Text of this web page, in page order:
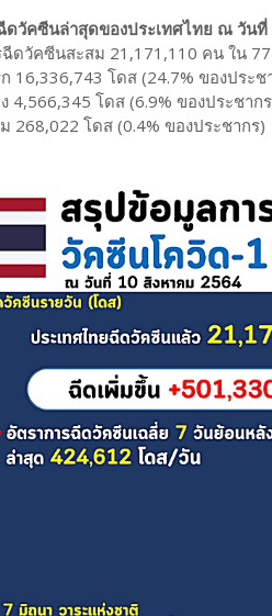
ดวัคซีนล่าสุดของประเทศไทย ณ วัน
ดวัคซีนสะสม 21,171,110 คน ใน
โดส (24.7% ของประช
โดส (6.9% ของประชาก
โดส (0.4% ของประชากร)